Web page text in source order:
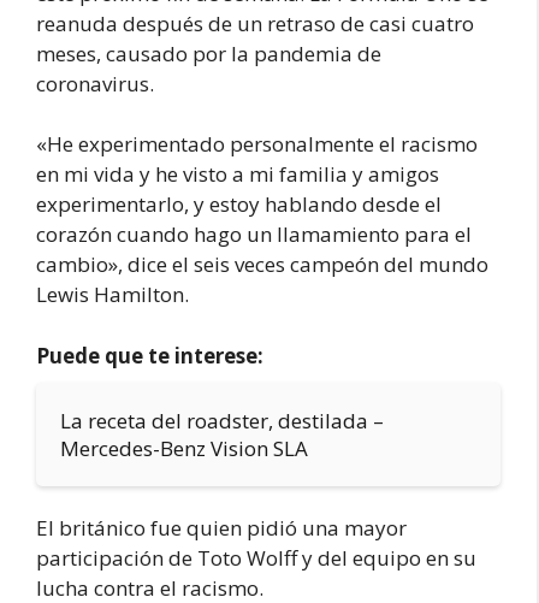
reanuda después de un retraso de casi cuatro
meses, causado por la pandemia de
coronavirus.
«He experimentado personalmente el racismo
en mi vida y he visto a mi familia y amigos
experimentarlo, y estoy hablando desde el
corazón cuando hago un llamamiento para el
cambio», dice el seis veces campeón del mundo
Lewis Hamilton.
Puede que te interese:
La receta del roadster, destilada –
Mercedes-Benz Vision SLA
El británico fue quien pidió una mayor
participación de Toto Wolff y del equipo en su
lucha contra el racismo.